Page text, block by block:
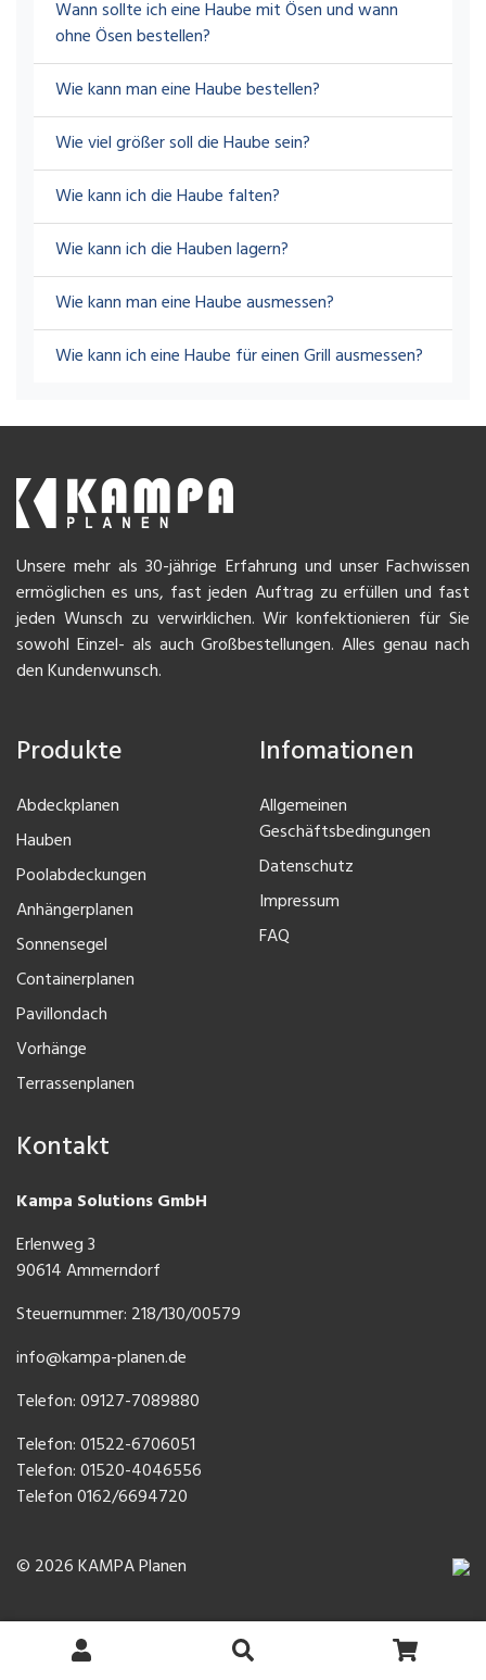
Wann sollte ich eine Haube mit Ösen und wann
ohne Ösen bestellen?
Wie kann man eine Haube bestellen?
Wie viel größer soll die Haube sein?
Wie kann ich die Haube falten?
Wie kann ich die Hauben lagern?
Wie kann man eine Haube ausmessen?
Wie kann ich eine Haube für einen Grill ausmessen?
Unsere mehr als 30-jährige Erfahrung und unser Fachwissen
ermöglichen es uns, fast jeden Auftrag zu erfüllen und fast
jeden Wunsch zu verwirklichen. Wir konfektionieren für Sie
sowohl Einzel- als auch Großbestellungen. Alles genau nach
den Kundenwunsch.
Produkte
Abdeckplanen
Hauben
Poolabdeckungen
Anhängerplanen
Sonnensegel
Containerplanen
Pavillondach
Vorhänge
Terrassenplanen
Infomationen
Allgemeinen
Geschäftsbedingungen
Datenschutz
Impressum
FAQ
Kontakt
Kampa Solutions GmbH
Erlenweg 3
90614 Ammerndorf
Steuernummer: 218/130/00579
info@kampa-planen.de
Telefon: 09127-7089880
Telefon:01522-6706051
Telefon:01520-4046556
Telefon0162/6694720
© 2026 KAMPA Planen